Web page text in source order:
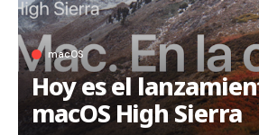
macOS
Hoy es el
macOS High Sierra